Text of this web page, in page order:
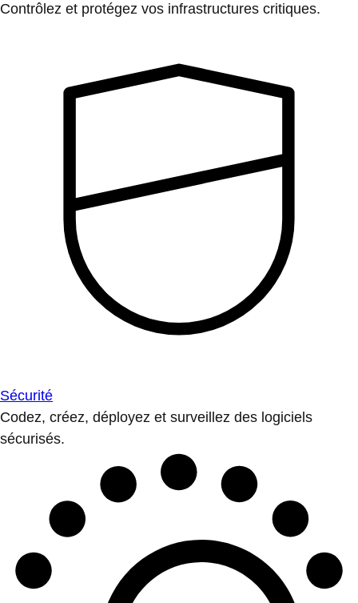
Contrôlez et protégez vos infrastructures critiques.
Sécurité
Codez, créez, déployez et surveillez des logiciels
sécurisés.